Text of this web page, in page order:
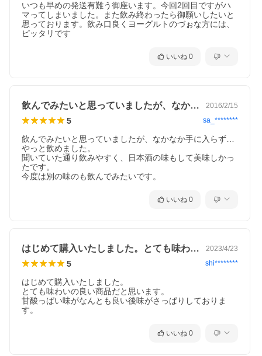
いつも早めの発送有難う御座います。今回2回目ですがハ
マってしまいました。また飲み終わったら御願いしたいと
思っております。飲み口良くヨーグルトのづぉな方には、
ピッタリです
いいね 0
飲んでみたいと思っていましたが、なかな… 2016/2/15
5 sa_********
飲んでみたいと思っていましたが、なかなか手に入らず…
やっと飲めました。
聞いていた通り飲みやすく、日本酒の味もして美味しかっ
たです。
今度は別の味のも飲んでみたいです。
いいね 0
はじめて購入いたしました。とても味わい… 2023/4/23
5 shi********
はじめて購入いたしました。
とても味わいの良い商品だと思います。
甘酸っぱい味がなんとも良い後味がさっぱりしておりま
す。
いいね 0